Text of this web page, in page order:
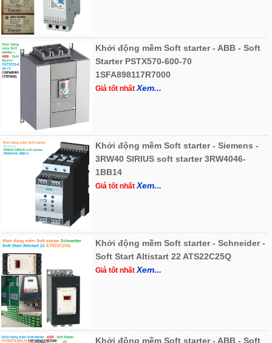
Khởi động mềm Soft starter - ABB - Soft
Starter PSTX570-600-70
1SFA898117R7000
Giá tốt nhấtXem...
Khởi động mềm Soft starter - Siemens -
3RW40 SIRIUS soft starter 3RW4046-
1BB14
Giá tốt nhấtXem...
Khởi động mềm Soft starter - Schneider -
Soft Start Altistart 22 ATS22C25Q
Giá tốt nhấtXem...
Khởi động mềm Soft starter - ABB - Soft